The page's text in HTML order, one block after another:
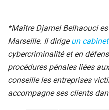
*Maître Djamel Belhaouci
Marseille. Il dirigeun cabinet
cybercriminalité et en
procédures pénales liées
conseille les entreprises
accompagne ses clients